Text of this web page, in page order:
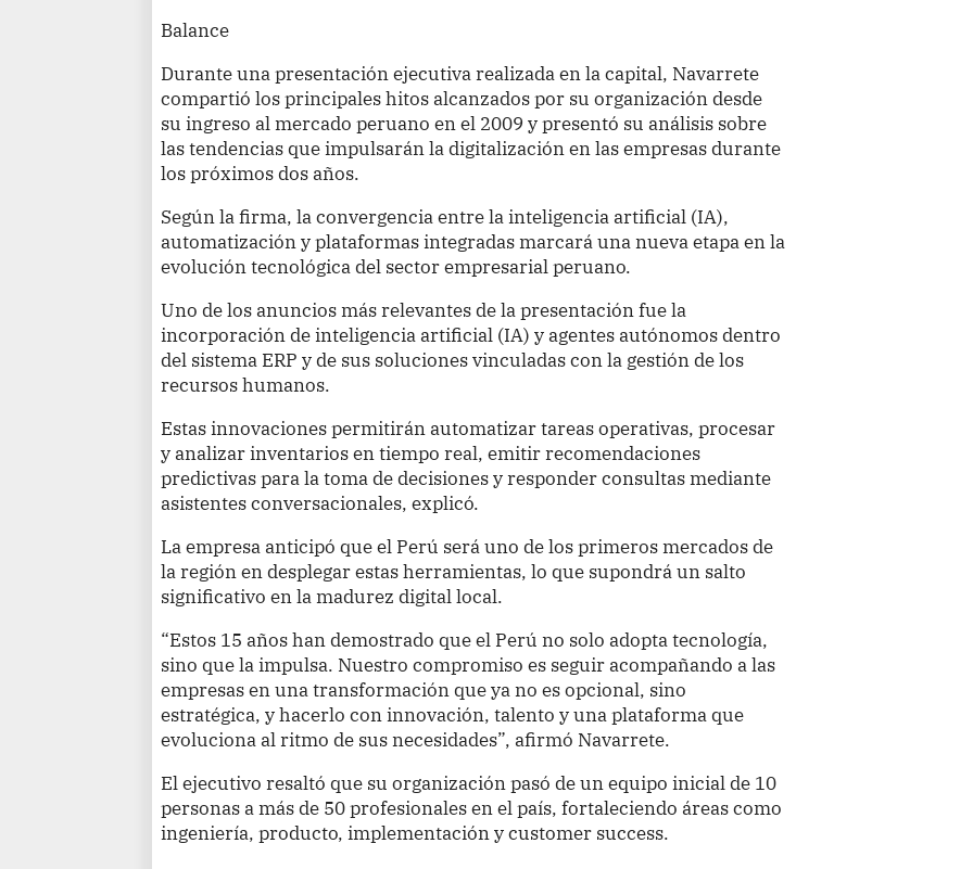
Balance
Durante una presentación ejecutiva realizada en la capital, Navarrete
compartió los principales hitos alcanzados por su organización desde
su ingreso al mercado peruano en el 2009 y presentó su análisis sobre
las tendencias que impulsarán la digitalización en las empresas durante
los próximos dos años.
Según la firma, la convergencia entre la inteligencia artificial (IA),
automatización y plataformas integradas marcará una nueva etapa en la
evolución tecnológica del sector empresarial peruano.
Uno de los anuncios más relevantes de la presentación fue la
incorporación de inteligencia artificial (IA) y agentes autónomos dentro
del sistema ERP y de sus soluciones vinculadas con la gestión de los
recursos humanos.
Estas innovaciones permitirán automatizar tareas operativas, procesar
y analizar inventarios en tiempo real, emitir recomendaciones
predictivas para la toma de decisiones y responder consultas mediante
asistentes conversacionales, explicó.
La empresa anticipó que el Perú será uno de los primeros mercados de
la región en desplegar estas herramientas, lo que supondrá un salto
significativo en la madurez digital local.
“Estos 15 años han demostrado que el Perú no solo adopta tecnología,
sino que la impulsa. Nuestro compromiso es seguir acompañando a las
empresas en una transformación que ya no es opcional, sino
estratégica, y hacerlo con innovación, talento y una plataforma que
evoluciona al ritmo de sus necesidades”, afirmó Navarrete.
El ejecutivo resaltó que su organización pasó de un equipo inicial de 10
personas a más de 50 profesionales en el país, fortaleciendo áreas como
ingeniería, producto, implementación y customer success.